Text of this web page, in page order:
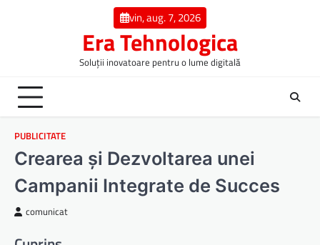
vin, aug. 7, 2026
Era Tehnologica
Soluții inovatoare pentru o lume digitală
PUBLICITATE
Crearea și Dezvoltarea unei
Campanii Integrate de Succes
comunicat